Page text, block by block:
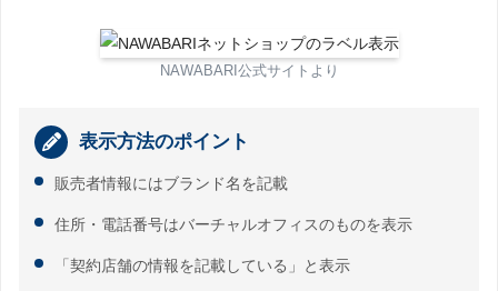
NAWABARI公式サイトより
表示方法のポイント
販売者情報にはブランド名を記載
住所・電話番号はバーチャルオフィスのものを表示
「契約店舗の情報を記載している」と表示